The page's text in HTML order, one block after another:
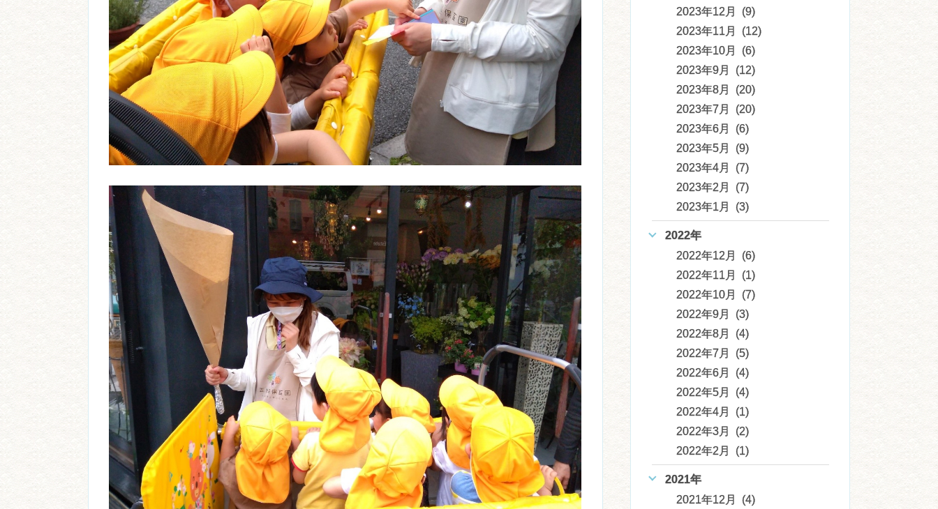
2023年12月 (9)
2023年11月 (12)
2023年10月 (6)
2023年9月 (12)
2023年8月 (20)
2023年7月 (20)
2023年6月 (6)
2023年5月 (9)
2023年4月 (7)
2023年2月 (7)
2023年1月 (3)
2022年
2022年12月 (6)
2022年11月 (1)
2022年10月 (7)
2022年9月 (3)
2022年8月 (4)
2022年7月 (5)
2022年6月 (4)
2022年5月 (4)
2022年4月 (1)
2022年3月 (2)
2022年2月 (1)
2021年
2021年12月 (4)